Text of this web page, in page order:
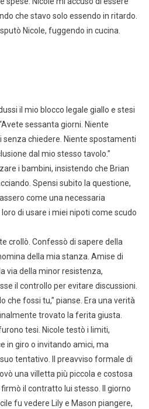
che stavo solo essendo in ritardo.
Nicole, fuggendo in cucina.
il mio blocco legale giallo e stesi
sessanta giorni. Niente
chiedere. Niente spostamenti
dal mio stesso tavolo.”
i bambini, insistendo che Brian
Spensi subito la questione,
come una necessaria
di usare i miei nipoti come scudo
crollò. Confessò di sapere della
della mia stanza. Amise di
via della minor resistenza,
il controllo per evitare discussioni.
che fossi tu,” pianse. Era una verità
trovato la ferita giusta.
tesi. Nicole testò i limiti,
in giro o invitando amici, ma
tentativo. Il preavviso formale di
una villetta più piccola e costosa
il contratto lui stesso. Il giorno
fu vedere Lily e Mason piangere,